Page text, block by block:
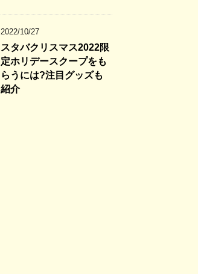
2022/10/27
スタバクリスマス2022限
定ホリデースクープをも
らうには?注目グッズも
紹介